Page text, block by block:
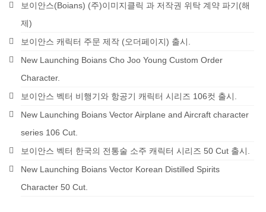
보이안스(Boians) (주)이미지클릭 과 저작권 위탁 계약 파기(해
제)
보이안스 캐릭터 주문 제작 (오더페이지) 출시.
New Launching Boians Cho Joo Young Custom Order
Character.
보이안스 벡터 비행기와 항공기 캐릭터 시리즈 106컷 출시.
New Launching Boians Vector Airplane and Aircraft character
series 106 Cut.
보이안스 벡터 한국의 전통술 소주 캐릭터 시리즈 50 Cut 출시.
New Launching Boians Vector Korean Distilled Spirits
Character 50 Cut.